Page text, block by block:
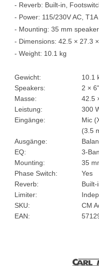
- Reverb: Built-in,
- Power: 115/230V AC, T1A
- Mounting: 35 mm
- Dimensions: 42.5 × 27.3
- Weight: 10.1 kg
Gewicht:
10.1
Speakers:
2 ×
Masse:
42.5
Leistung:
300
Eingänge:
Mic
(3.5
Ausgänge:
EQ:
3-
Mounting:
35
Phase Switch:
Yes
Reverb:
Built-
Limiter:
SKU:
CM
EAN: